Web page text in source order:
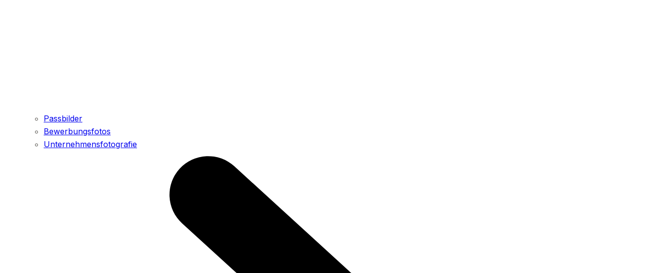
Passbilder
Bewerbungsfotos
Unternehmensfotografie